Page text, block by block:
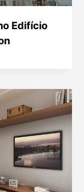
Edifício